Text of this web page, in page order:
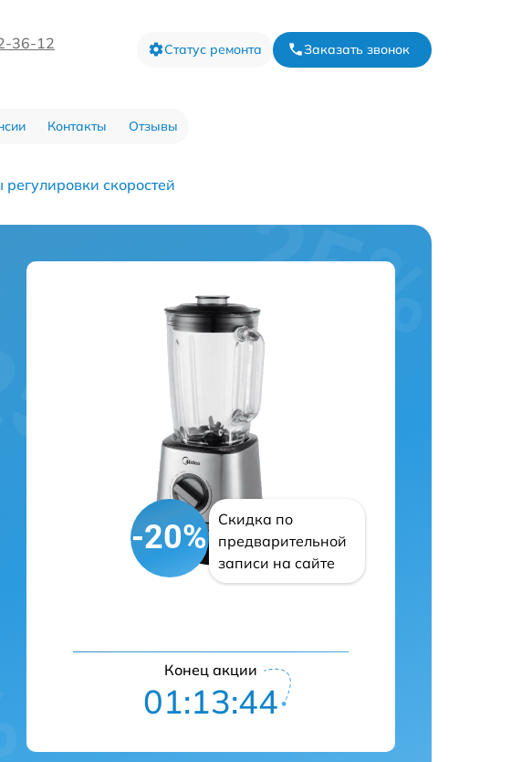
36-12 Статус ремонта Заказать звонок
Контакты Отзывы
регулировки скоростей
-20%
Скидка по
предварительной
записи на сайте
Конец акции
01:13:43